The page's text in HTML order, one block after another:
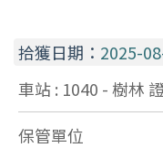
拾獲日期： 2025-
車站 : 1040 - 樹林
保管單位